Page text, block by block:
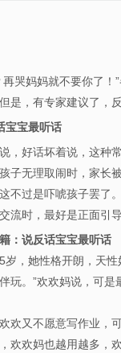
哭妈妈就不要你了！
是，有专家建议了
宝宝最听话
，好话坏着说，这
无理取闹时，家长被
不过是吓唬孩子罢了
流时，最好是正面引
：说反话宝宝最听话
她性格开朗，天性好
玩。”欢欢妈说，可
又不愿意写作业，可
欢欢妈也越用越多，